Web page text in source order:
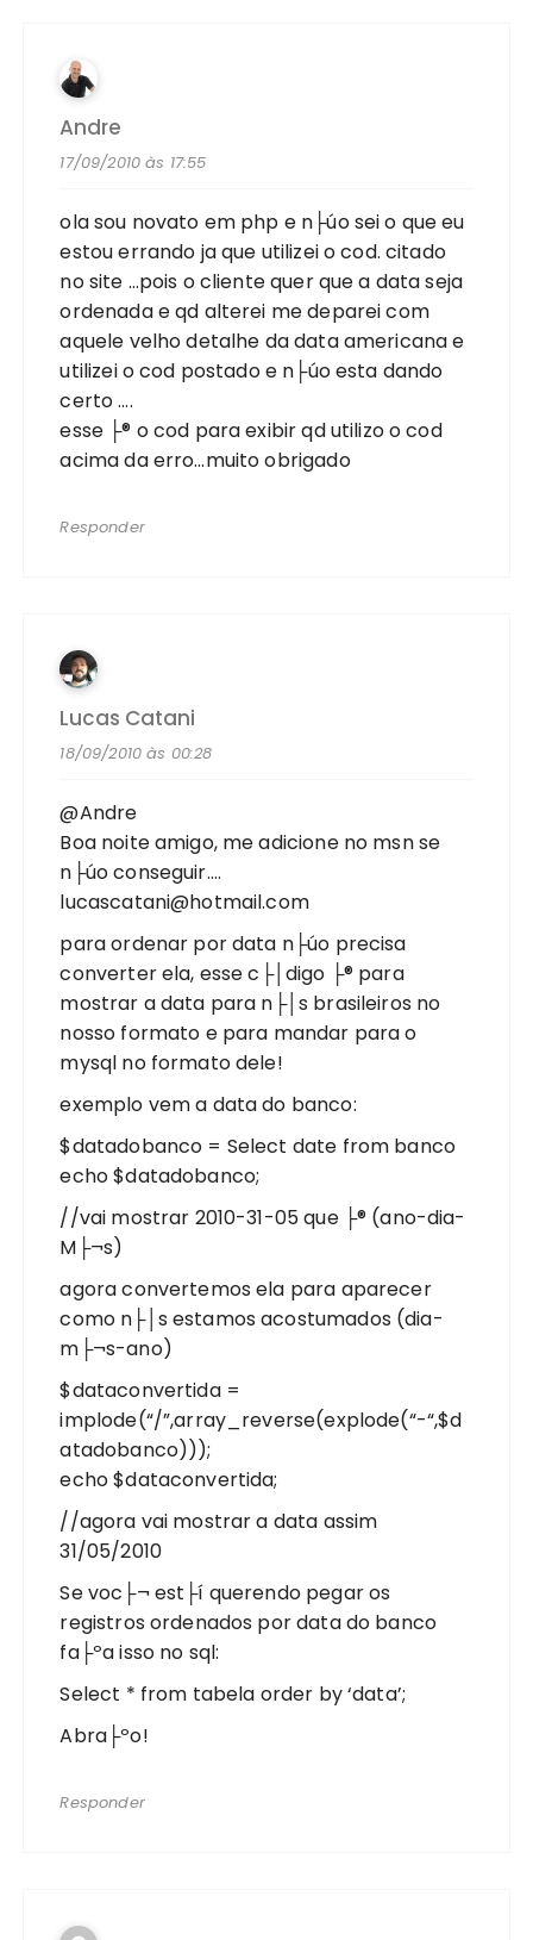
Andre
17/09/2010 às 17:55
ola sou novato em php e n├úo sei o que eu
estou errando ja que utilizei o cod. citado
no site …pois o cliente quer que a data seja
ordenada e qd alterei me deparei com
aquele velho detalhe da data americana e
utilizei o cod postado e n├úo esta dando
certo ….
esse ├® o cod para exibir qd utilizo o cod
acima da erro…muito obrigado
Responder
Lucas Catani
18/09/2010 às 00:28
@Andre
Boa noite amigo, me adicione no msn se
n├úo conseguir….
lucascatani@hotmail.com
para ordenar por data n├úo precisa
converter ela, esse c├│digo ├® para
mostrar a data para n├│s brasileiros no
nosso formato e para mandar para o
mysql no formato dele!
exemplo vem a data do banco:
$datadobanco = Select date from banco
echo $datadobanco;
//vai mostrar 2010-31-05 que ├® (ano-dia-
M├¬s)
agora convertemos ela para aparecer
como n├│s estamos acostumados (dia-
m├¬s-ano)
$dataconvertida =
implode(“/”,array_reverse(explode(“-“,$d
atadobanco)));
echo $dataconvertida;
//agora vai mostrar a data assim
31/05/2010
Se voc├¬ est├í querendo pegar os
registros ordenados por data do banco
fa├ºa isso no sql:
Select * from tabela order by ‘data’;
Abra├ºo!
Responder